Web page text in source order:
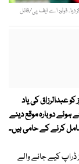
فوٹو: اے ایف پی/فائل
عبدالرزاق کی یاد
ہوئے دوبارہ موقع دینے
کرنے کے حامی ہیں۔
کیے جانے والے